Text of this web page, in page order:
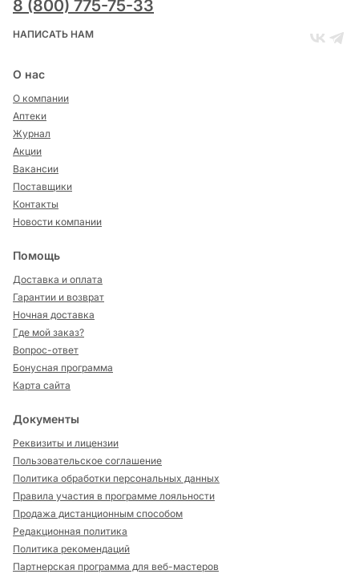
8 (800) 775-75-33
НАПИСАТЬ НАМ
О нас
О компании
Аптеки
Журнал
Акции
Вакансии
Поставщики
Контакты
Новости компании
Помощь
Доставка и оплата
Гарантии и возврат
Ночная доставка
Где мой заказ?
Вопрос-ответ
Бонусная программа
Карта сайта
Документы
Реквизиты и лицензии
Пользовательское соглашение
Политика обработки персональных данных
Правила участия в программе лояльности
Продажа дистанционным способом
Редакционная политика
Политика рекомендаций
Партнерская программа для веб-мастеров